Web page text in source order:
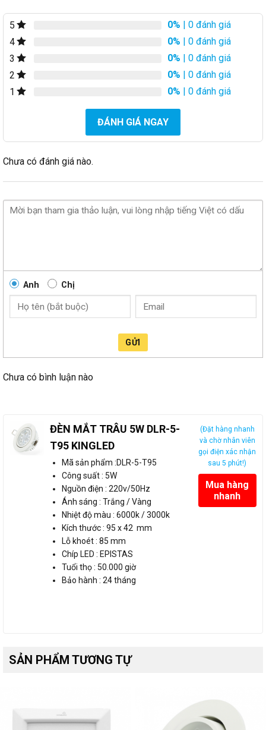
5 0% | 0 đánh giá
4
0% | 0 đánh giá
3
0% | 0 đánh giá
2
0% | 0 đánh giá
1
0% | 0 đánh giá
ĐÁNH GIÁ NGAY
Chưa có đánh giá nào.
Anh Chị
GỬI
Chưa có bình luận nào
ĐÈN MẮT TRÂU 5W DLR-5-
T95 KINGLED
Mã sản phẩm :DLR-5-T95
Công suất : 5W
Nguồn điện : 220v/50Hz
Ánh sáng : Trắng / Vàng
Nhiệt độ màu : 6000k / 3000k
Kích thước : 95 x 42 mm
Lỗ khoét : 85 mm
Chíp LED : EPISTAS
Tuổi thọ : 50.000 giờ
Bảo hành : 24 tháng
(Đặt hàng nhanh
và chờ nhân viên
gọi điện xác nhận
sau 5 phút!)
Mua hàng
nhanh
SẢN PHẨM TƯƠNG TỰ